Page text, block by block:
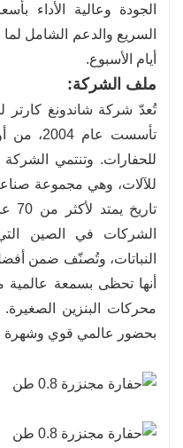
الجودة وعالية الأداء
السريع والدعم الشامل
أيام الأسبوع.
ملف الشركة:
تُعدّ شركة شاندونغ كارتر
تأسست
للحفارات. وتنتمي
الشركات في الصين
أنها تحظى بسمعة
محركات البنزين الصغيرة.
بحضور عالمي قوي وشهرة